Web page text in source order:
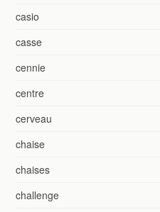
casio
casse
cennie
centre
cerveau
chaise
chaises
challenge